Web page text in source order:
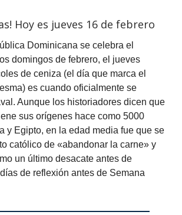
Hoy es jueves 16 de febrero
Dominicana se celebra el
domingos de febrero, el jueves
de ceniza (el día que marca el
es cuando oficialmente se
Aunque los historiadores dicen que
sus orígenes hace como 5000
y Egipto, en la edad media fue que se
católico de «abandonar la carne» y
un último desacate antes de
de reflexión antes de Semana